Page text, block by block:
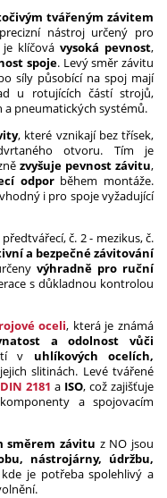
tvářeným závitem
nástroj určený pro
je klíčovávysoká pevnost,
spoje. Levý směr závitu
síly působící na spoj mají
u rotujících částí strojů,
pneumatických systémů.
, které vznikají bez třísek,
otvoru. Tím je
zvyšuje pevnost závitu,
odporběhem montáže.
i pro spoje vyžadující
č. 2 - mezikus, č.
a bezpečné závitování
výhradně pro ruční
s důkladnou kontrolou
oceli, která je známá
a odolnost vůči
v uhlíkových ocelích,
slitinách. Levé tvářené
DIN 2181 a ISO, což zajišťuje
a spojovacím
směrem závitu z NO jsou
nástrojárny, údržbu,
je potřeba spolehlivý a